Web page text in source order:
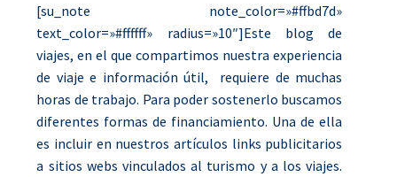
[su_note note_color=»#ffbd7d»
text_color=»#ffffff» radius=»10″]Este blog de
viajes, en el que compartimos nuestra experiencia
de viaje e información útil, requiere de muchas
horas de trabajo. Para poder sostenerlo buscamos
diferentes formas de financiamiento. Una de ella
es incluir en nuestros artículos links publicitarios
a sitios webs vinculados al turismo y a los viajes.